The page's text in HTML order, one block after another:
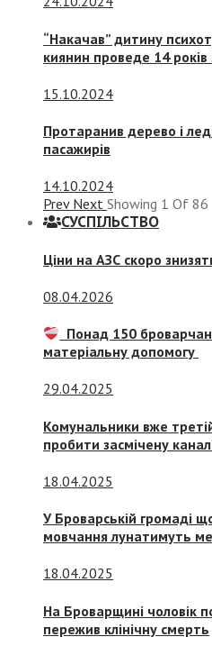
“Накачав” дитину
киянин проведе 14
15.10.2024
Протаранив дерево і
пасажирів
14.10.2024
Prev Next Showing 1 Of 86
СУСПIЛЬСТВО
Ціни на АЗС скоро
08.04.2026
Понад 150
матеріальну допомогу
29.04.2025
Комунальники вже
пробити засмічену
18.04.2025
У Броварській громаді
мовчання лунатимуть
18.04.2025
На Броварщині чоловік
пережив клінічну смерть